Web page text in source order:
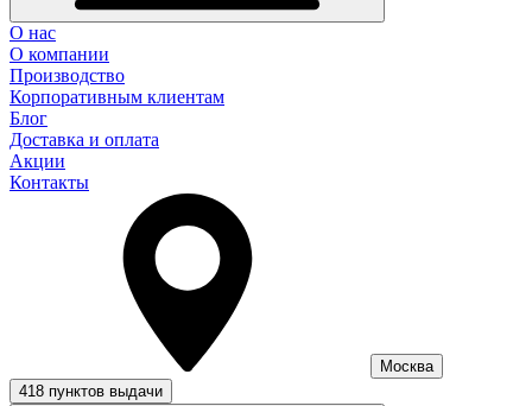
О нас
О компании
Производство
Корпоративным клиентам
Блог
Доставка и оплата
Акции
Контакты
Москва
418 пунктов выдачи